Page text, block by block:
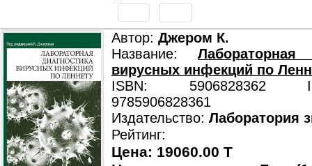
Автор: Джером К.
Название: Лабораторная
вирусных инфекций по
ISBN: 5906828362
9785906828361
Издательство: Лаборатория
Рейтинг:
Цена: 19060.00 T